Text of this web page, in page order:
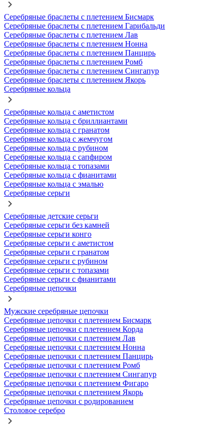
Серебряные браслеты с плетением Бисмарк
Серебряные браслеты с плетением Гарибальди
Серебряные браслеты с плетением Лав
Серебряные браслеты с плетением Нонна
Серебряные браслеты с плетением Панцирь
Серебряные браслеты с плетением Ромб
Серебряные браслеты с плетением Сингапур
Серебряные браслеты с плетением Якорь
Серебряные кольца
Серебряные кольца с аметистом
Серебряные кольца с бриллиантами
Серебряные кольца с гранатом
Серебряные кольца с жемчугом
Серебряные кольца с рубином
Серебряные кольца с сапфиром
Серебряные кольца с топазами
Серебряные кольца с фианитами
Серебряные кольца с эмалью
Серебряные серьги
Серебряные детские серьги
Серебряные серьги без камней
Серебряные серьги конго
Серебряные серьги с аметистом
Серебряные серьги с гранатом
Серебряные серьги с рубином
Серебряные серьги с топазами
Серебряные серьги с фианитами
Серебряные цепочки
Мужские серебряные цепочки
Серебряные цепочки с плетением Бисмарк
Серебряные цепочки с плетением Корда
Серебряные цепочки с плетением Лав
Серебряные цепочки с плетением Нонна
Серебряные цепочки с плетением Панцирь
Серебряные цепочки с плетением Ромб
Серебряные цепочки с плетением Сингапур
Серебряные цепочки с плетением Фигаро
Серебряные цепочки с плетением Якорь
Серебряные цепочки с родированием
Столовое серебро